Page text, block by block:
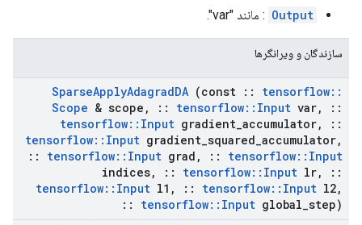
Output : مانند "var".
سازندگان و ویرانگرها
SparseApplyAdagradDA (const :: tensorflow::
Scope & scope , :: tensorflow:: Input var,
::
tensorflow:: Input gradient accumulator,
::
tensorflow:: Input gradient squared accumulator,
::
tensorflow:: Input grad , :: tensorflow:: Input
indices, :: tensorflow:: Input lr,
::
tensorflow:: Input l1 , :: tensorflow:: Input l2,
::
tensorflow:: Input global step)